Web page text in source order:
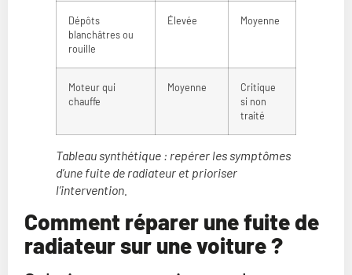
Dépôts
blanchâtres ou
rouille
Élevée Moyenne
Moteur qui
chauffe
Moyenne
Critique
si non
traité
Tableau synthétique : repérer les symptômes
d’une fuite de radiateur et prioriser
l’intervention.
Comment réparer une fuite de
radiateur sur une voiture ?